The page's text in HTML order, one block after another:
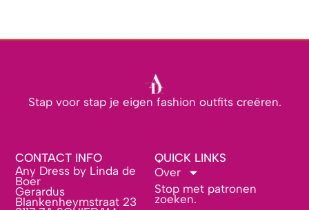
Stap voor stap je eigen fashion outfits creëren.
CONTACT INFO
Any Dress by Linda de
Boer
Gerardus
Blankenheymstraat 23
QUICK LINKS
Over
Stop met patronen
zoeken.